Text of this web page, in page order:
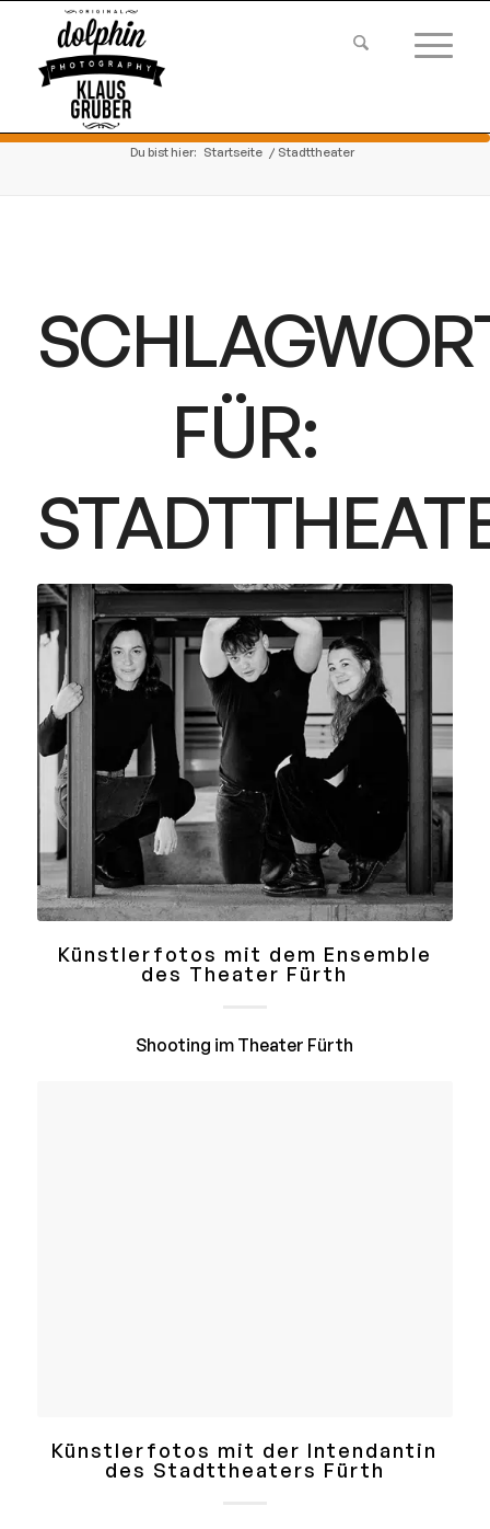
Du bist hier: Startseite / Stadttheater
FÜR:
Künstlerfotos mit dem Ensemble
des Theater Fürth
Shooting im Theater Fürth
Künstlerfotos mit der Intendantin
des Stadttheaters Fürth